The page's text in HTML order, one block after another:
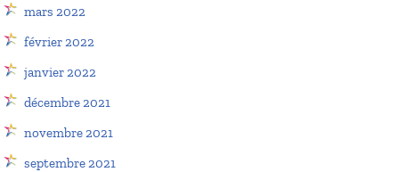
mars 2022
février 2022
janvier 2022
décembre 2021
novembre 2021
septembre 2021